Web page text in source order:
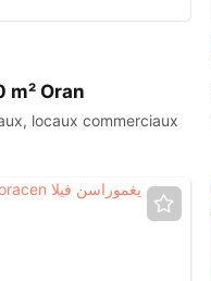
m² Oran
locaux commerciaux